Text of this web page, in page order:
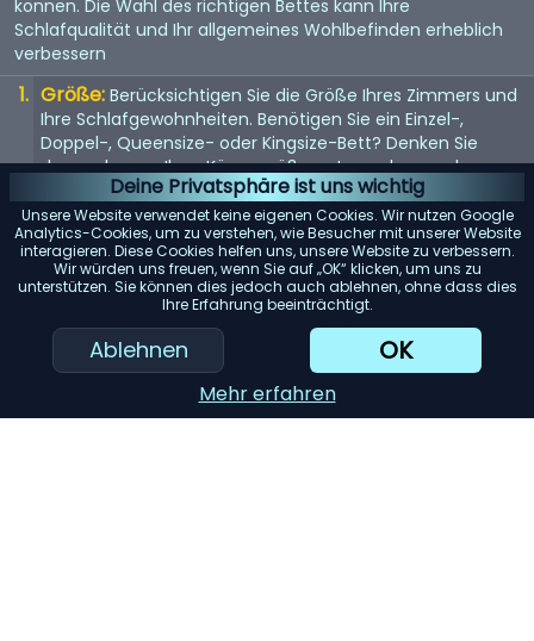
Deine Privatsphäre ist uns wichtig
Unsere Website verwendet keine eigenen Cookies. Wir nutzen Google
Analytics-Cookies, um zu verstehen, wie Besucher mit unserer Website
interagieren. Diese Cookies helfen uns, unsere Website zu verbessern.
Wir würden uns freuen, wenn Sie auf „OK“ klicken, um uns zu
unterstützen. Sie können dies jedoch auch ablehnen, ohne dass dies
Ihre Erfahrung beeinträchtigt.
Ablehnen OK
Mehr erfahren
können. Die Wahl des richtigen Bettes kann Ihre
Schlafqualität und Ihr allgemeines Wohlbefinden erheblich
verbessern
Größe: Berücksichtigen Sie die Größe Ihres Zimmers und
Ihre Schlafgewohnheiten. Benötigen Sie ein Einzel-,
Doppel-, Queensize- oder Kingsize-Bett? Denken Sie
daran, dass es Ihrer Körpergröße entsprechen und
genügend Platz bieten sollte, wenn Sie es mit jemandem
teilen.
Matratze: Die Matratze ist entscheidend für einen guten
Schlaf. Suchen Sie nach einer Matratze, die Ihr
Körpergewicht gleichmäßig verteilt und Ihren
Komfortvorlieben entspricht, sei es weich, mittel oder
Rahmenmaterial: Das Material des Bettrahmens trägt